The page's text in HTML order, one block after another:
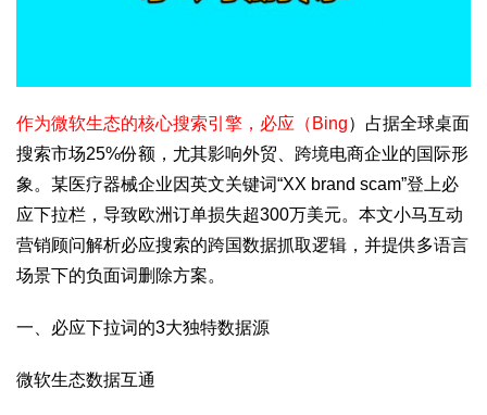
作为微软生态的核心搜索引擎，必应（Bing）占据全球桌面
搜索市场25%份额，尤其影响外贸、跨境电商企业的国际形
象。某医疗器械企业因英文关键词“XX brand scam”登上必
应下拉栏，导致欧洲订单损失超300万美元。本文小马互动
营销顾问解析必应搜索的跨国数据抓取逻辑，并提供多语言
场景下的负面词删除方案。
一、必应下拉词的3大独特数据源‌
微软生态数据互通‌